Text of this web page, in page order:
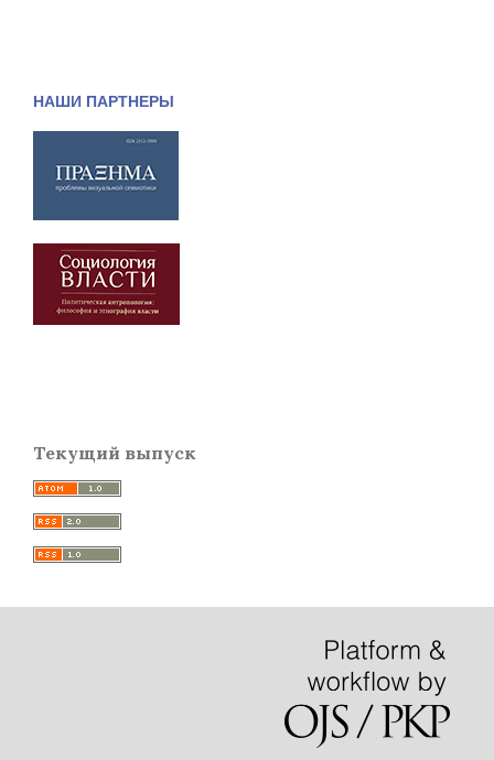
НАШИ ПАРТНЕРЫ
Текущий выпуск